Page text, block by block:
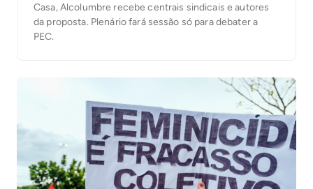
Casa, Alcolumbre recebe centrais sindicais e autores
da proposta. Plenário fará sessão só para debater a
PEC.